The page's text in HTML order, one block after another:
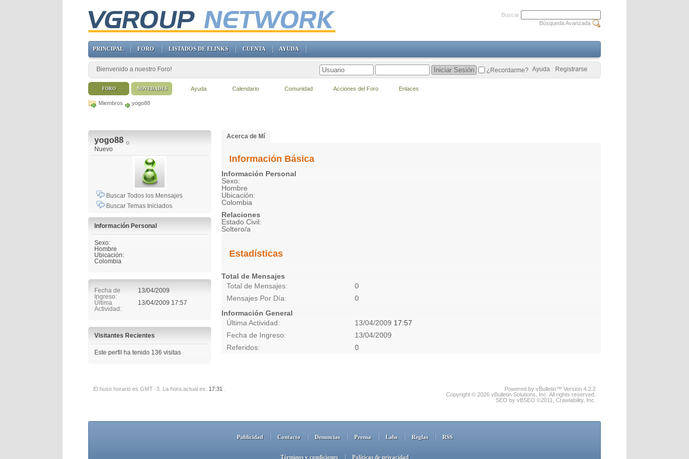
Miembros yogo88
yogo88
Nuevo
Buscar Todos los Mensajes
Buscar Temas Iniciados
Información Personal
Sexo:
Hombre
Ubicación:
Colombia
Fecha de
Ingreso
13/04/2009
Última
Actividad
13/04/2009 17:57
Visitantes Recientes
Este perfil ha tenido 136 visitas
Acerca de Mí
Información Básica
Información Personal
Sexo:
Hombre
Ubicación:
Colombia
Relaciones
Estado Civil:
Soltero/a
Estadísticas
Total de Mensajes
Total de Mensajes
0
Mensajes Por Día
0
Información General
Última Actividad
13/04/2009 17:57
Fecha de Ingreso
13/04/2009
Referidos
0
El huso horario es GMT -3. La hora actual es: 17:31
Powered by vBulletin™ Version 4.2.2
Copyright © 2026 vBulletin Solutions, Inc. All rights reserved.
SEO by vBSEO ©2011, Crawlability, Inc.
Publicidad Contacto Denuncias Prensa Labs Reglas RSS
Términos y condiciones Políticas de privacidad
Buscar
Búsqueda Avanzada
PRINCIPAL FORO LISTADOS DE ELINKS CUENTA AYUDA
Bienvenido a nuestro Foro! Registrarse
Ayuda
¿Recordarme?
FORO Ayuda Calendario Comunidad Acciones del Foro Enlaces
NOVEDADES